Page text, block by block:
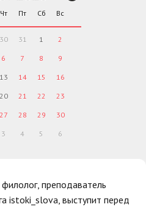
преподаватель
istoki_slova, выступит перед
Чт Пт Сб Вс
30 31 1 2
6 7 8 9
13 14 15 16
20 21 22 23
27 28 29 30
3 4 5 6